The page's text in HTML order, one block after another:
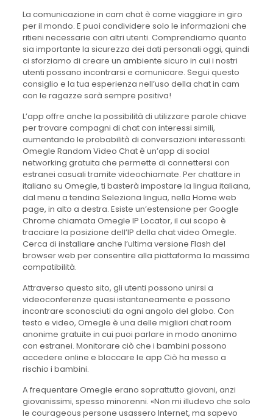
La comunicazione in cam chat è come viaggiare in giro
per il mondo. E puoi condividere solo le informazioni che
ritieni necessarie con altri utenti. Comprendiamo quanto
sia importante la sicurezza dei dati personali oggi, quindi
ci sforziamo di creare un ambiente sicuro in cui i nostri
utenti possano incontrarsi e comunicare. Segui questo
consiglio e la tua esperienza nell’uso della chat in cam
con le ragazze sarà sempre positiva!
L’app offre anche la possibilità di utilizzare parole chiave
per trovare compagni di chat con interessi simili,
aumentando le probabilità di conversazioni interessanti.
Omegle Random Video Chat è un’app di social
networking gratuita che permette di connettersi con
estranei casuali tramite videochiamate. Per chattare in
italiano su Omegle, ti basterà impostare la lingua italiana,
dal menu a tendina Seleziona lingua, nella Home web
page, in alto a destra. Esiste un’estensione per Google
Chrome chiamata Omegle IP Locator, il cui scopo è
tracciare la posizione dell’IP della chat video Omegle.
Cerca di installare anche l’ultima versione Flash del
browser web per consentire alla piattaforma la massima
compatibilità.
Attraverso questo sito, gli utenti possono unirsi a
videoconferenze quasi istantaneamente e possono
incontrare sconosciuti da ogni angolo del globo. Con
testo e video, Omegle è una delle migliori chat room
anonime gratuite in cui puoi parlare in modo anonimo
con estranei. Monitorare ciò che i bambini possono
accedere online e bloccare le app Ciò ha messo a
rischio i bambini.
A frequentare Omegle erano soprattutto giovani, anzi
giovanissimi, spesso minorenni. «Non mi illudevo che solo
le courageous persone usassero Internet, ma sapevo